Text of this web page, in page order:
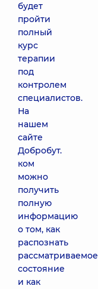
будет
пройти
полный
курс
терапии
под
контролем
специалистов.
На
нашем
сайте
Добробут.
ком
можно
получить
полную
информацию
о том, как
распознать
рассматриваемое
состояние
и как